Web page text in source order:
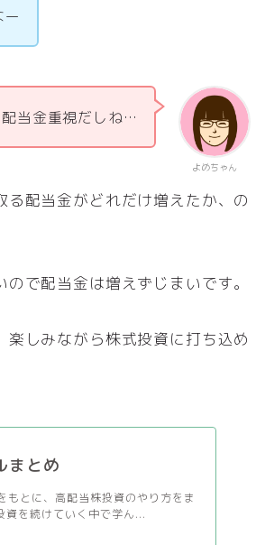
よめちゃん
当金重視だしね…
配当金がどれだけ増えたか、の
で配当金は増えずじまいです。
しみながら株式投資に打ち込め
まとめ
とに、高配当株投資のやり方をま
資を続けていく中で学ん...